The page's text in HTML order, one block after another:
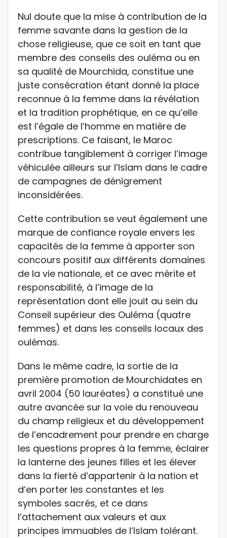
Nul doute que la mise à contribution de la
femme savante dans la gestion de la
chose religieuse, que ce soit en tant que
membre des conseils des ouléma ou en
sa qualité de Mourchida, constitue une
juste consécration étant donné la place
reconnue à la femme dans la révélation
et la tradition prophétique, en ce qu’elle
est l’égale de l’homme en matière de
prescriptions. Ce faisant, le Maroc
contribue tangiblement à corriger l’image
véhiculée ailleurs sur l’Islam dans le cadre
de campagnes de dénigrement
inconsidérées.
Cette contribution se veut également une
marque de confiance royale envers les
capacités de la femme à apporter son
concours positif aux différents domaines
de la vie nationale, et ce avec mérite et
responsabilité, à l’image de la
représentation dont elle jouit au sein du
Conseil supérieur des Ouléma (quatre
femmes) et dans les conseils locaux des
oulémas.
Dans le même cadre, la sortie de la
première promotion de Mourchidates en
avril 2004 (50 lauréates) a constitué une
autre avancée sur la voie du renouveau
du champ religieux et du développement
de l’encadrement pour prendre en charge
les questions propres à la femme, éclairer
la lanterne des jeunes filles et les élever
dans la fierté d’appartenir à la nation et
d’en porter les constantes et les
symboles sacrés, et ce dans
l’attachement aux valeurs et aux
principes immuables de l’Islam tolérant.